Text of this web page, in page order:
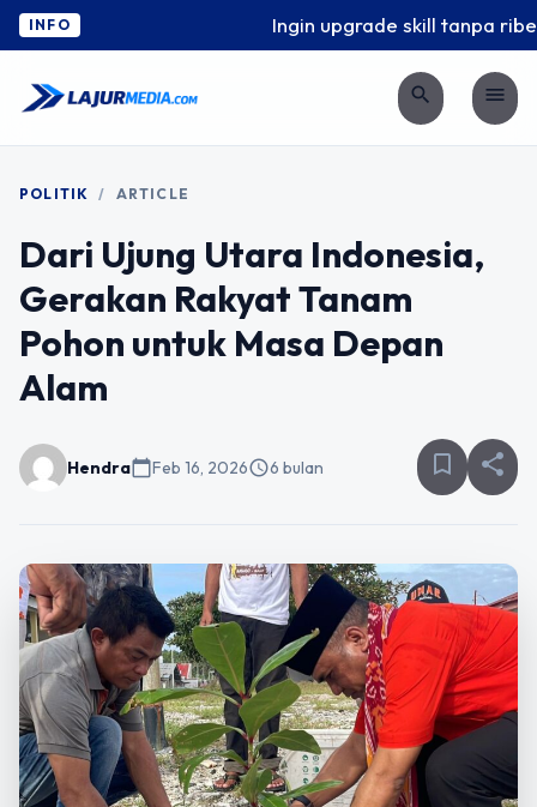
INFO Ingin upgrade skill tanpa
search menu
POLITIK / ARTICLE
Dari Ujung Utara Indonesia,
Gerakan Rakyat Tanam
Pohon untuk Masa Depan
Alam
Hendracalendar_todayFeb 16, 2026schedule6 bulan bookmark_border share